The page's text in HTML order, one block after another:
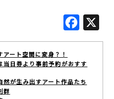
ート空間に変身？！
日券より事前予約がおすす
が生み出すアート作品たち
群